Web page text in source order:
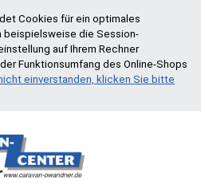
Cookies für ein optimales
beispielsweise die Session-
auf Ihrem Rechner
Funktionsumfang des Online-Shops
einverstanden, klicken Sie bitte